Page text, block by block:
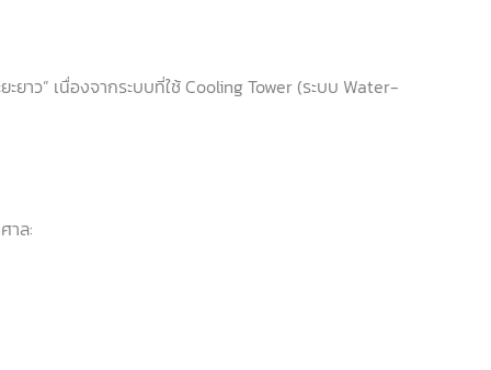
าว” เนื่องจากระบบที่ใช้ Cooling Tower (ระบบ Water-
าล: